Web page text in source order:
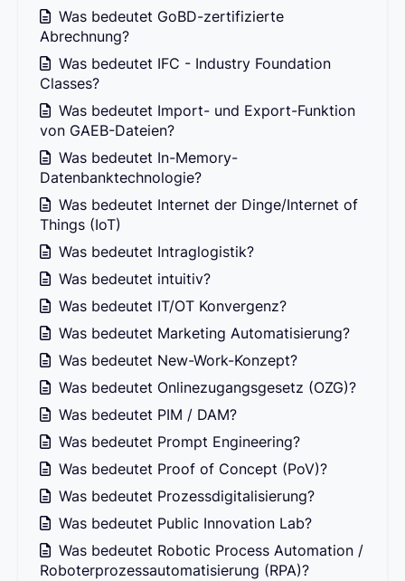
Was bedeutet GoBD-zertifizierte
Abrechnung?
Was bedeutet IFC - Industry Foundation
Classes?
Was bedeutet Import- und Export-Funktion
von GAEB-Dateien?
Was bedeutet In-Memory-
Datenbanktechnologie?
Was bedeutet Internet der Dinge/Internet of
Things (IoT)
Was bedeutet Intraglogistik?
Was bedeutet intuitiv?
Was bedeutet IT/OT Konvergenz?
Was bedeutet Marketing Automatisierung?
Was bedeutet New-Work-Konzept?
Was bedeutet Onlinezugangsgesetz (OZG)?
Was bedeutet PIM / DAM?
Was bedeutet Prompt Engineering?
Was bedeutet Proof of Concept (PoV)?
Was bedeutet Prozessdigitalisierung?
Was bedeutet Public Innovation Lab?
Was bedeutet Robotic Process Automation /
Roboterprozessautomatisierung (RPA)?